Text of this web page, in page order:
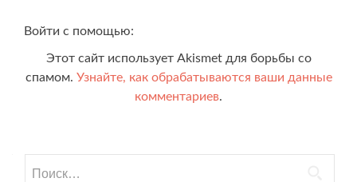
Войти с помощью:
Этот сайт использует Akismet для борьбы со
спамом. Узнайте, как обрабатываются ваши данные
комментариев.